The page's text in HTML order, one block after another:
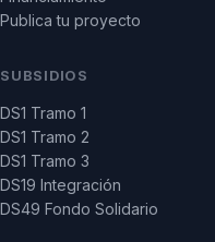
Publica tu proyecto
SUBSIDIOS
DS1 Tramo 1
DS1 Tramo 2
DS1 Tramo 3
DS19 Integración
DS49 Fondo Solidario